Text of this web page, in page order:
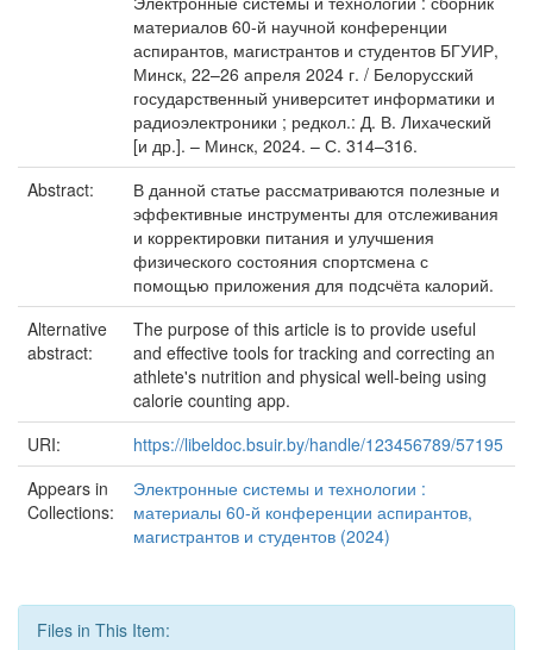
материалов 60-й научной конференции
аспирантов, магистрантов и студентов БГУИР,
Минск, 22–26 апреля 2024 г. / Белорусский
государственный университет информатики и
радиоэлектроники ; редкол.: Д. В. Лихаческий
[и др.]. – Минск, 2024. – С. 314–316.
Abstract:
В данной статье рассматриваются полезные и
эффективные инструменты для отслеживания
и корректировки питания и улучшения
физического состояния спортсмена с
помощью приложения для подсчёта калорий.
Alternative
abstract:
The purpose of this article is to provide useful
and effective tools for tracking and correcting an
athlete's nutrition and physical well-being using
calorie counting app.
URI:
https://libeldoc.bsuir.by/handle/123456789/57195
Appears in
Collections:
Электронные системы и технологии :
материалы 60-й конференции аспирантов,
магистрантов и студентов (2024)
Files in This Item: